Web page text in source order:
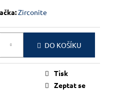
Zirconite
DO KOŠÍKU
Tisk
Zeptat se